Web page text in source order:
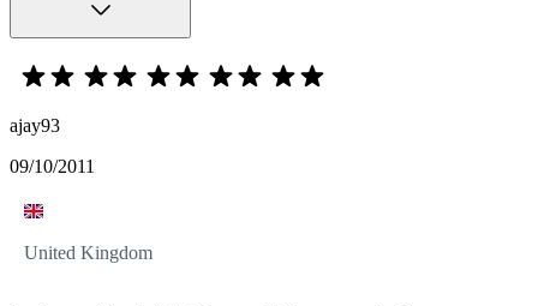
ajay93
09/10/2011
United Kingdom